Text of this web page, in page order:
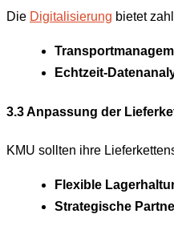
Die Digitalisierung bietet
Echtzeit-
3.3 Anpassung der
KMU sollten ihre
Flexible
Strategische